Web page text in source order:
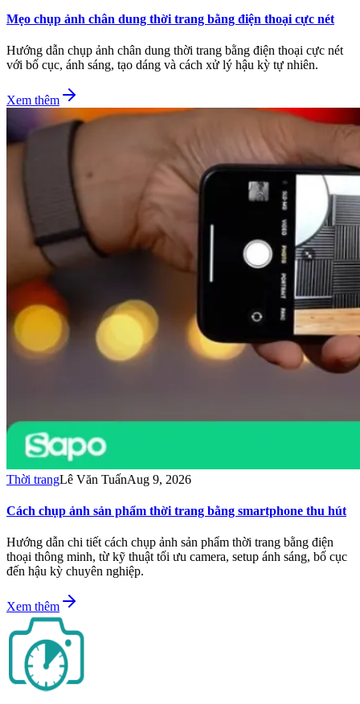
Mẹo chụp ảnh chân dung thời trang bằng điện thoại cực nét
Hướng dẫn chụp ảnh chân dung thời trang bằng điện thoại cực nét
với bố cục, ánh sáng, tạo dáng và cách xử lý hậu kỳ tự nhiên.
Xem thêm
Thời trangLê Văn TuấnAug 9, 2026
Cách chụp ảnh sản phẩm thời trang bằng smartphone thu hút
Hướng dẫn chi tiết cách chụp ảnh sản phẩm thời trang bằng điện
thoại thông minh, từ kỹ thuật tối ưu camera, setup ánh sáng, bố cục
đến hậu kỳ chuyên nghiệp.
Xem thêm